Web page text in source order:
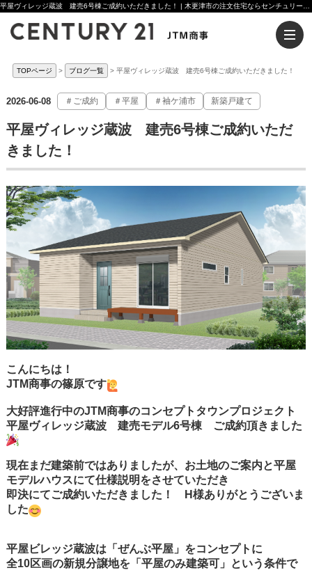
TOPページ ブログ一覧 平屋ヴィレッジ蔵波 建売6号棟ご成約いただきました！
2026-06-08 ＃ご成約 ＃平屋 ＃袖ケ浦市 新築戸建て
平屋ヴィレッジ蔵波 建売6号棟ご成約いただ
きました！
こんにちは！
JTM商事の篠原です
大好評進行中のJTM商事のコンセプトタウンプロジェクト
平屋ヴィレッジ蔵波 建売モデル6号棟 ご成約頂きました
現在まだ建築前ではありましたが、お土地のご案内と平屋
モデルハウスにて仕様説明をさせていただき
即決にてご成約いただきました！ H様ありがとうございま
した
平屋ビレッジ蔵波は「ぜんぶ平屋」をコンセプトに
全10区画の新規分譲地を「平屋のみ建築可」という条件で